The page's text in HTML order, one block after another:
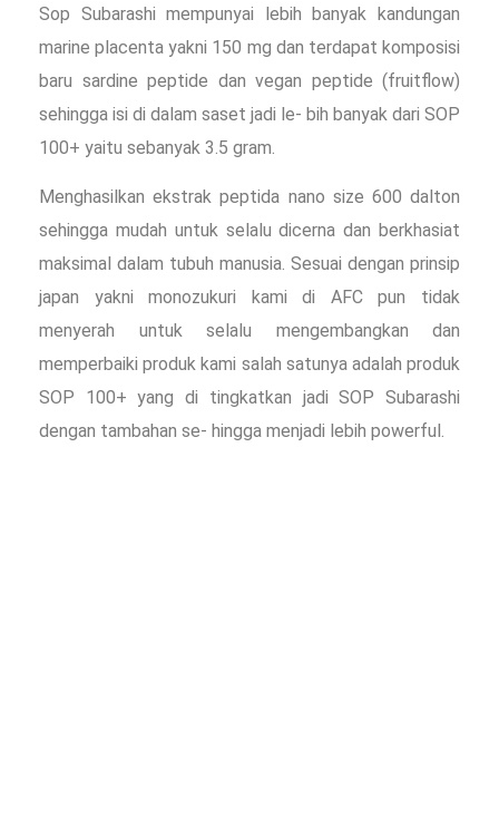
Sop Subarashi mempunyai lebih banyak kandungan
marine placenta yakni 150 mg dan terdapat komposisi
baru sardine peptide dan vegan peptide (fruitflow)
sehingga isi di dalam saset jadi le- bih banyak dari SOP
100+ yaitu sebanyak 3.5 gram.
Menghasilkan ekstrak peptida nano size 600 dalton
sehingga mudah untuk selalu dicerna dan berkhasiat
maksimal dalam tubuh manusia. Sesuai dengan prinsip
japan yakni monozukuri kami di AFC pun tidak
menyerah untuk selalu mengembangkan dan
memperbaiki produk kami salah satunya adalah produk
SOP 100+ yang di tingkatkan jadi SOP Subarashi
dengan tambahan se- hingga menjadi lebih powerful.